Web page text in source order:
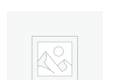
choisies
sur
page